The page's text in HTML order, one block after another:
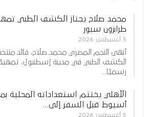
محمد صلاح يجتاز الكشف الطبي
طرابزون سبور
5 أغسطس 2026
أنهى النجم المصري محمد صلاح، قائد
الكشف الطبي في مدينة إسطنبول، تمهيدًا
رسميًا…
الأهلي يختتم استعداداته المحلية
أسيوط قبل السفر إلى…
5 أغسطس 2026